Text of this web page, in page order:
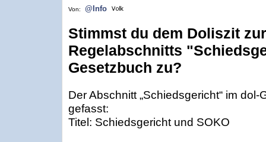
Von: @Info
Stimmst du dem Doliszit
Regelabschnitts
Gesetzbuch zu?
Der Abschnitt „Schiedsgericht“ im
gefasst:
Titel: Schiedsgericht und SOKO